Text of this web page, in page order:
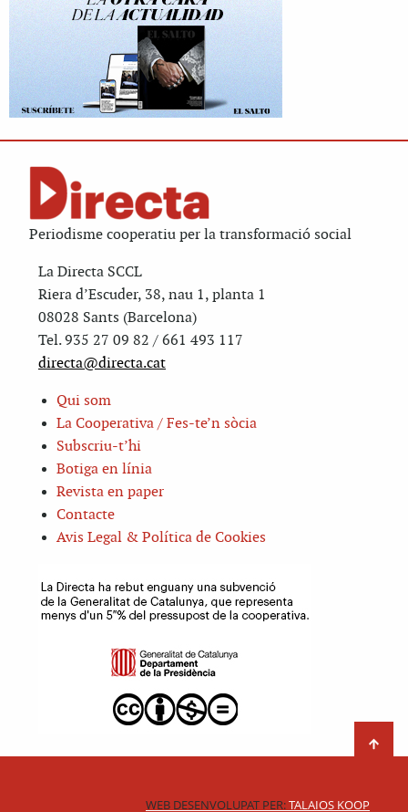
Periodisme cooperatiu per la transformació social
La Directa SCCL
Riera d’Escuder, 38, nau 1, planta 1
08028 Sants (Barcelona)
Tel. 935 27 09 82 / 661 493 117
directa@directa.cat
Qui som
La Cooperativa / Fes-te’n sòcia
Subscriu-t’hi
Botiga en línia
Revista en paper
Contacte
Avis Legal & Política de Cookies
WEB DESENVOLUPAT PER:TALAIOS KOOP